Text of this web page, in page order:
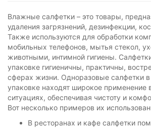
Влажные салфетки – это товары,
удаления загрязнений, дезинфекции,
Также используются для обработки
мобильных телефонов, мытья стекол,
животными, интимной гигиены.
упаковке гигиеничны, практичны,
сферах жизни. Одноразовые салфетки
упаковке находят широкое применение
ситуациях, обеспечивая чистоту и
Вот несколько примеров их
В ресторанах и кафе салфетки